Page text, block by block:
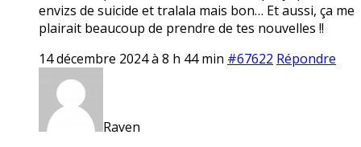
envizs de suicide et tralala mais bon… Et aussi, ça me
plairait beaucoup de prendre de tes nouvelles !!
14 décembre 2024 à 8 h 44 min #67622 Répondre
Raven